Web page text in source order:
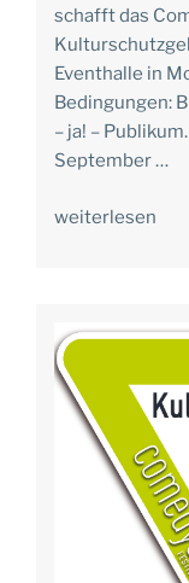
schafft das
Eventhalle in
Bedingungen:
– ja! –
September …
weiterlesen